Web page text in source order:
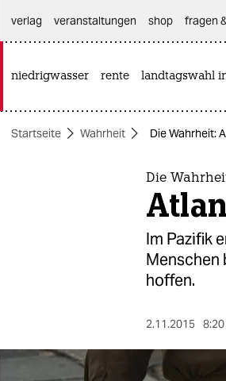
themen
berlin
verlag
veranstaltungen shop fragen
niedrigwasser rente landtagswahl
Startseite Wahrheit Die Wahrheit:
Die
Im Pazifik
Menschen
hoffen.
2.11.2015